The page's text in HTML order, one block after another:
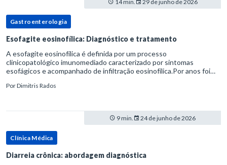
14 min. 29 de junho de 2026
Gastroenterologia
Esofagite eosinofílica: Diagnóstico e tratamento
A esofagite eosinofílica é definida por um processo
clinicopatológico imunomediado caracterizado por sintomas
esofágicos e acompanhado de infiltração eosinofílica.Por anos foi
refluxo gastr
PorDimitris Rados
9 min. 24 de junho de 2026
Clínica Médica
Diarreia crônica: abordagem diagnóstica